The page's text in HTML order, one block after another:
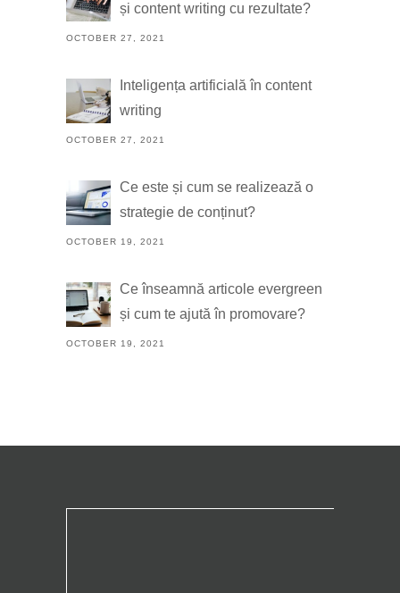
și content writing cu rezultate?
OCTOBER 27, 2021
Inteligența artificială în content
writing
OCTOBER 27, 2021
Ce este și cum se realizează o
strategie de conținut?
OCTOBER 19, 2021
Ce înseamnă articole evergreen
și cum te ajută în promovare?
OCTOBER 19, 2021